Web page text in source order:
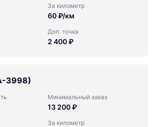
За километр
60 ₽/км
Доп. точка
2 400 ₽
3998)
Минимальный заказ
13 200 ₽
За километр